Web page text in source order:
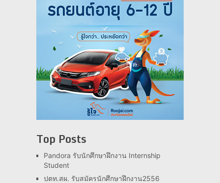
Top Posts
Pandora รับนักศึกษาฝึกงาน Internship
Student
ปตท.สผ. รับสมัครนักศึกษาฝึกงาน2556